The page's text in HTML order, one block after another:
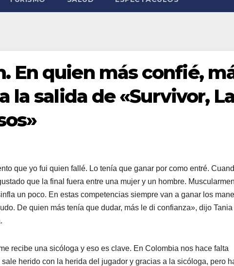
En quien más confié,
la salida de «Survivor,
que yo fui quien fallé. Lo tenía que ganar por como entré.
que la final fuera entre una mujer y un hombre.
un poco. En estas competencias siempre van a ganar los
De quien más tenía que dudar, más le di confianza», dijo Tania
recibe una sicóloga y eso es clave. En Colombia nos hace falta
herido con la herida del jugador y gracias a la sicóloga, pero